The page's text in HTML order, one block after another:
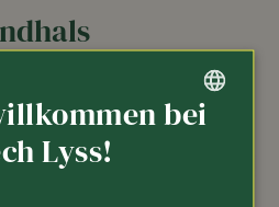
Single Jersey, hohe
dank Lycra
einlaufvorbehandelt, 60°C
bei
Lyss!